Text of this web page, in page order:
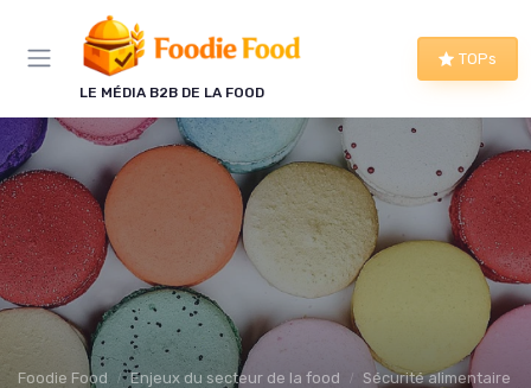
LE MÉDIA B2B DE LA FOOD
TOPs
Foodie Food Enjeux du secteur de la food Sécurité alimentaire
Panneau de gestion des cookies